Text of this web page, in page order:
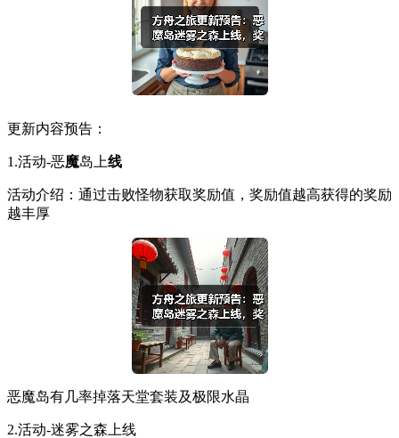
更新内容预告：
1.活动-恶魔岛上线
活动介绍：通过击败怪物获取奖励值，奖励值越高获得的奖励
越丰厚
恶魔岛有几率掉落天堂套装及极限水晶
2.活动-迷雾之森上线